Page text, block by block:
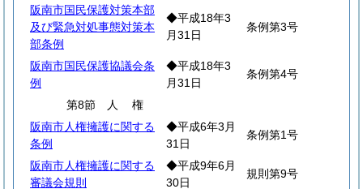
阪南市国民保護対策本部
及び緊急対処事態対策本
部条例
◆平成18年3
月31日
条例第3号
阪南市国民保護協議会条
例
◆平成18年3
月31日
条例第4号
第8節 人権
阪南市人権擁護に関する
条例
◆平成6年3月
31日
条例第1号
阪南市人権擁護に関する
審議会規則
◆平成9年6月
30日
規則第9号